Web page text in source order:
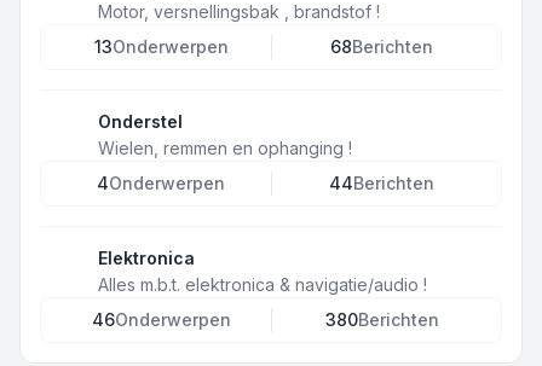
Motor, versnellingsbak , brandstof !
13Onderwerpen 68Berichten
Onderstel
Wielen, remmen en ophanging !
4Onderwerpen 44Berichten
Elektronica
Alles m.b.t. elektronica & navigatie/audio !
46Onderwerpen 380Berichten